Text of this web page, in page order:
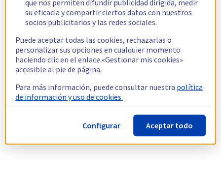
que nos permiten difundir publicidad dirigida, medir
su eficacia y compartir ciertos datos con nuestros
socios publicitarios y las redes sociales.
Puede aceptar todas las cookies, rechazarlas o
personalizar sus opciones en cualquier momento
haciendo clic en el enlace «Gestionar mis cookies»
accesible al pie de página.
Para más información, puede consultar nuestra política
de información y uso de cookies.
Configurar Aceptar todo